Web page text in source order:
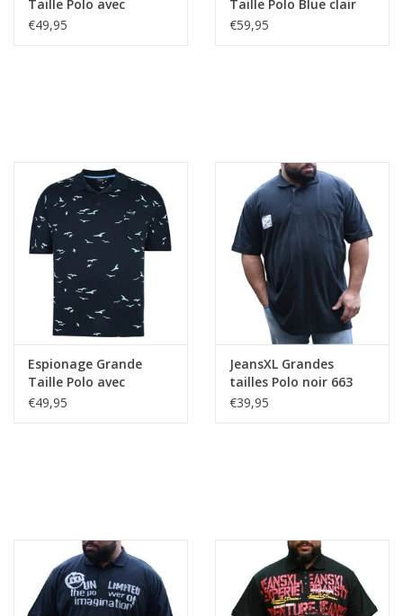
Taille Polo avec
impression Palm
€49,95
Taille Polo Blue clair
avec impression
€59,95
Espionage Grande
Taille Polo avec
impression Seagull
€49,95
JeansXL Grandes
tailles Polo noir 663
€39,95